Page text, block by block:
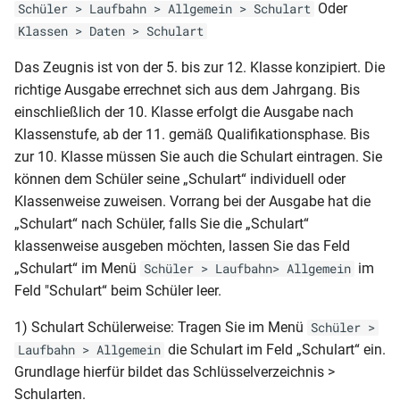
BER-FHReife-Bescheinigung
(Schul Z 350)(10.07)
BER-FOS-AZ (Schul Z 513)
(05.06)
BER-FOS-FHReife (Schul Z
511)(05.06)
BER-FOS-HJZ (Schul Z 510)
(05.06)
BER-FOS-MSA (Schul Z 512)
ohne Rückseite)(04.08)
BER-GES-JZ (Schul Z 200)
MVP-GY-ÜZ (nächste Stufe
Seite1
Lernentwicklungsbericht)
MVP-GY-ÜZ (nächste Stufe
Wahlpflicht 1. + 2. HJ)
MVP-HBF-AZ
MVP-HS-AS
MVP-HS-AS (mit
Qualifiziertem Abschluss)
MVP-HS-AZ
MVP-HS-HJZ
NRW-Gems-JZ-HJZ (5-8)
NRW-RS-AS (Variante 1)
NRW-RS-AS (Variante 2)
NRW-RS-AZ (Klasse 7-10)
NRW-RS-HJZ (Klasse 7-10)
NRW-RS-JZ
(Hauptschulabschluss)
NRW-RS-JZ
(Sekundarabschluss I)
RLP-GY-ABI (DIN A3)2006
RLP-GY-ABI (DIN A3 ohne
Wappen)2006
RLP-GY-ABI (DIN A3 ohne
RLP-GY-ABI (DIN A3 - 2.
Seite)2006
RLP-GY-ABI (DIN A3 - 2. Seite
ohne Wappen)2006
RLP-GY-ABI (DIN A3 - 1. Seite
ohne Wappen)2006
RLP-GY-ABI (2010-G8-G9)
mit Elterndaten
Geburtsdaten, Adresse,
Telefon)
Schülerliste (Klasse,
Geburtsdaten, Konfession,
Geschlecht)
Schülerliste (Klasse, Tutor,
Merkmal B1, B2, B3, B4)
Schülerliste (Anwesenheit
Schülerliste (Bafög)
Klassenliste mit Fächern
Geburtstagen
Klassenliste mit
Klassendaten
Klassenliste mit
Klassensprechern
Klassenliste mit
Schülersummendaten
(Klassenstufe und
Klassenliste mit
Schülersummendaten
(Religion und
Schüler > Laufbahn > Allgemein > Schulart Oder
Klassen > Daten > Schulart
Das Zeugnis ist von der 5. bis zur 12. Klasse konzipiert. Die
richtige Ausgabe errechnet sich aus dem Jahrgang. Bis
einschließlich der 10. Klasse erfolgt die Ausgabe nach
Klassenstufe, ab der 11. gemäß Qualifikationsphase. Bis
zur 10. Klasse müssen Sie auch die Schulart eintragen. Sie
können dem Schüler seine „Schulart“ individuell oder
Klassenweise zuweisen. Vorrang bei der Ausgabe hat die
„Schulart“ nach Schüler, falls Sie die „Schulart“
klassenweise ausgeben möchten, lassen Sie das Feld
„Schulart“ im Menü Schüler > Laufbahn> Allgemein im
Feld "Schulart“ beim Schüler leer.
1) Schulart Schülerweise: Tragen Sie im Menü Schüler >
Laufbahn > Allgemein die Schulart im Feld „Schulart“ ein.
Grundlage hierfür bildet das Schlüsselverzeichnis >
Schularten.